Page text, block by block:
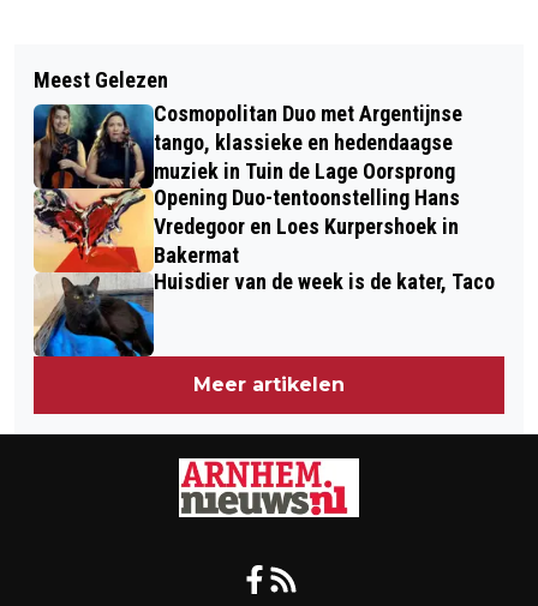
HISTORISCHE HERBERG ARNHEM:
FRAUDE MET ARNHEMSE
VOLKSTUINTJES TIJDENS WOII?
OPEN AVOND BIJ HVHL OP 8 JUNI:
MASTEROPLEIDING DUURZAAME
GEBIEDSTRANSITIES
Meest Gelezen
Cosmopolitan Duo met Argentijnse
tango, klassieke en hedendaagse
muziek in Tuin de Lage Oorsprong
Opening Duo-tentoonstelling Hans
Vredegoor en Loes Kurpershoek in
Bakermat
Huisdier van de week is de kater, Taco
Meer artikelen